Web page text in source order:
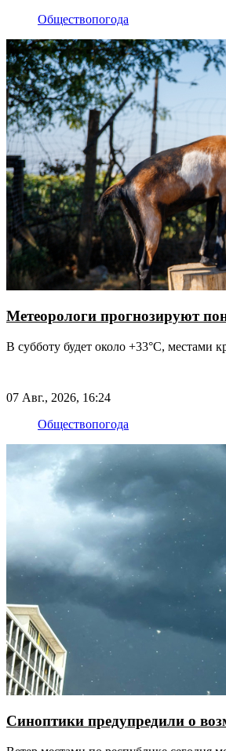
Обществопогода
Метеорологи прогнозируют
В субботу будет около +33°С, местами
07 Авг., 2026, 16:24
Обществопогода
Синоптики предупредили о